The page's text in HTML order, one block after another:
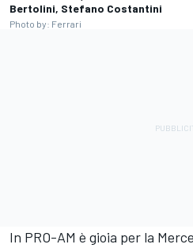
Bertolini, Stefano Costantini
Photo by: Ferrari
In PRO-AM è gioia per la